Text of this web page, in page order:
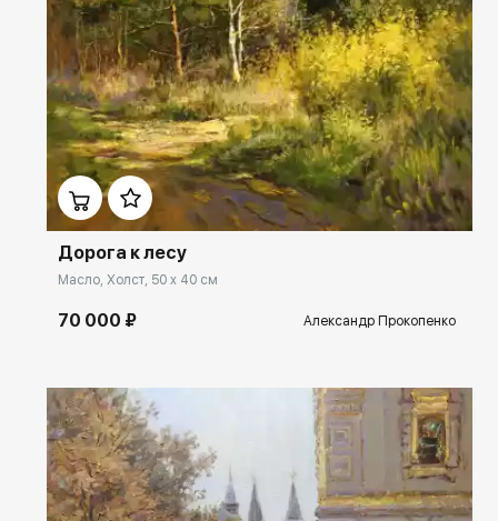
Домен: rakovgallery.ru
Дорога к лесу
Масло, Холст, 50 x 40 см
70 000 ₽ Александр Прокопенко